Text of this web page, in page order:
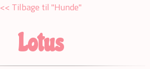
<< Tilbage til "Hunde"
Lotus